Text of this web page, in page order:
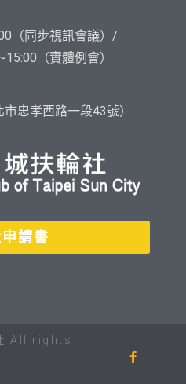
（同步視訊會議）/
（實體例會）
忠孝西路一段43號）
請書
All rights